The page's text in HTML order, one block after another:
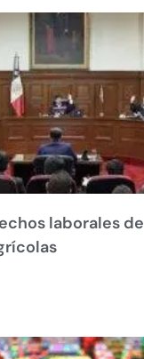
laborales de